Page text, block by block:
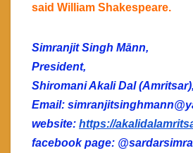
said William Shakespeare.
Simranjit Singh Mānn,
President,
Shiromani Akali Dal (Amritsar),
Email:
website: https://
facebook page: